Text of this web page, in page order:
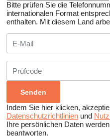
Bitte prüfen Sie die
internationalen Format
enthalten. Mit diesem Land
Indem Sie hier klicken,
Datenschutzrichtlinien und
Ihre persönlichen Daten
beantworten.